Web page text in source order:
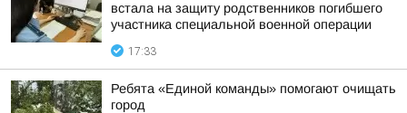
встала на защиту родственников погибшего
участника специальной военной операции
17:33
Ребята «Единой команды» помогают очищать
город